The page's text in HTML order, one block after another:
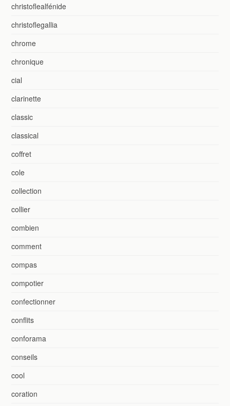
christoflealfénide
christoflegallia
chrome
chronique
cial
clarinette
classic
classical
coffret
cole
collection
collier
combien
comment
compas
compotier
confectionner
conflits
conforama
conseils
cool
coration